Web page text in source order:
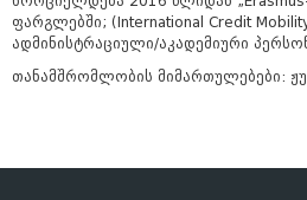
ფარგლებში; (International Credit
ადმინისტრაციული/აკადემიური
თანამშრომლობის მიმართულებები: